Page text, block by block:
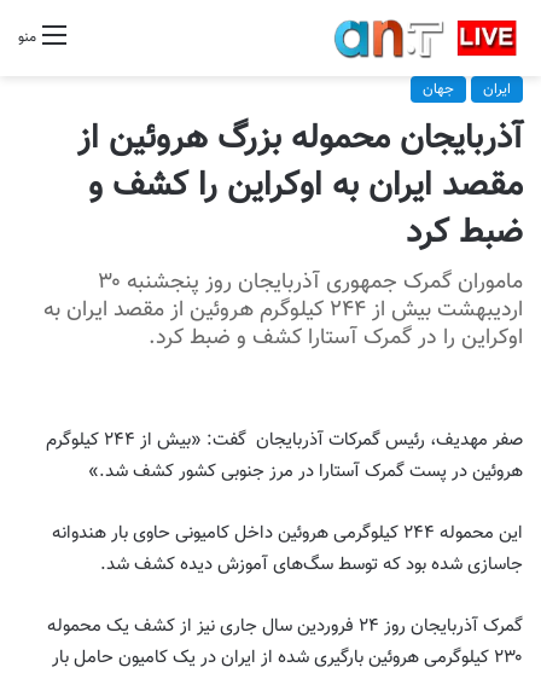
منو
ایران جهان
آذربایجان محموله بزرگ هروئین از
مقصد ایران به اوکراین را کشف و
ضبط کرد
ماموران گمرک جمهوری آذربایجان روز پنجشنبه ۳۰
اردیبهشت بیش از ۲۴۴ کیلوگرم هروئین از مقصد ایران به
اوکراین را در گمرک آستارا کشف و ضبط کرد.
صفر مهدیف، رئیس گمرکات آذربایجان گفت: «بیش از ۲۴۴ کیلوگرم
هروئین در پست گمرک آستارا در مرز جنوبی کشور کشف شد.»
این محموله ۲۴۴ کیلوگرمی هروئین داخل کامیونی حاوی بار هندوانه
جاسازی شده بود که توسط سگ‌های آموزش دیده کشف شد.
گمرک آذربایجان روز ۲۴ فروردین سال جاری نیز از کشف یک محموله
۲۳۰ کیلوگرمی هروئین بارگیری شده از ایران در یک کامیون حامل بار